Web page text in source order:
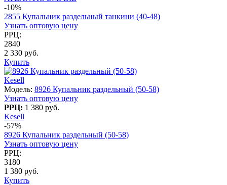
-10%
2855 Купальник раздельный танкини (40-48)
Узнать оптовую цену
РРЦ:
2840
2 330 руб.
Купить
Kesell
Модель: 8926 Купальник раздельный (50-58)
Узнать оптовую цену
РРЦ: 1 380 руб.
Kesell
-57%
8926 Купальник раздельный (50-58)
Узнать оптовую цену
РРЦ:
3180
1 380 руб.
Купить